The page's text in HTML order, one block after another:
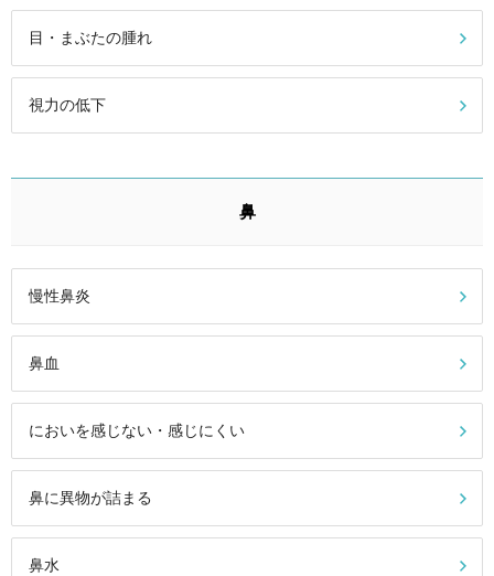
目・まぶたの腫れ
視力の低下
鼻
慢性鼻炎
鼻血
においを感じない・感じにくい
鼻に異物が詰まる
鼻水